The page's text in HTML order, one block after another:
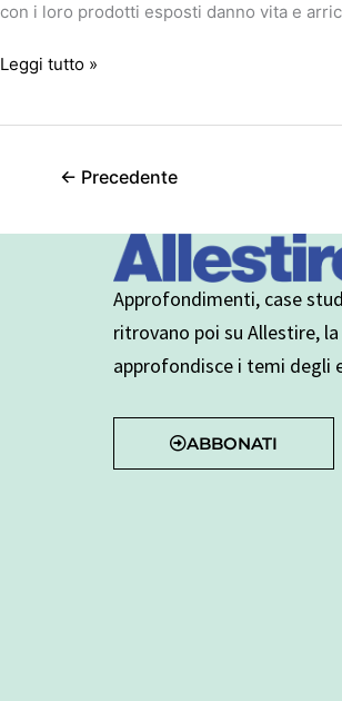
con i loro prodotti esposti danno vita e
Leggi tutto »
← Precedente
Approfondimenti, case
ritrovano poi su Allestire,
approfondisce i temi degli
ABBONATI